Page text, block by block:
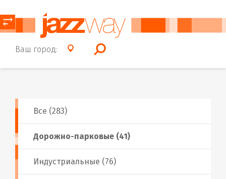
Ваш город:
⥂
Все (283)
Дорожно-парковые (41)
Индустриальные (76)